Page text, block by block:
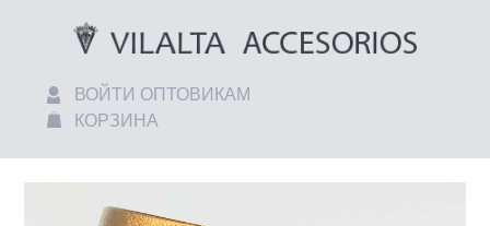
ВОЙТИ ОПТОВИКАМ
КОРЗИНА